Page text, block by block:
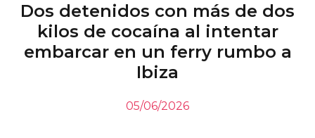
Dos detenidos con más de dos
kilos de cocaína al intentar
embarcar en un ferry rumbo a
Ibiza
05/06/2026